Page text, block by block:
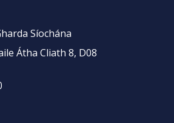
Síochána
Átha Cliath 8, D08